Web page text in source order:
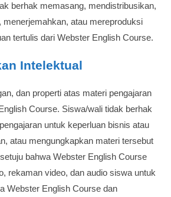
berhak memasang, mendistribusikan,
menerjemahkan, atau mereproduksi
tertulis dari Webster English Course.
Intelektual
dan properti atas materi pengajaran
Course. Siswa/wali tidak berhak
untuk keperluan bisnis atau
atau mengungkapkan materi tersebut
bahwa Webster English Course
rekaman video, dan audio siswa untuk
Webster English Course dan